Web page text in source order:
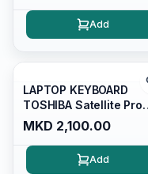
Add
LAPTOP KEYBOARD
TOSHIBA Satellite Pro
C40-G-109
MKD 2,100.00
Add